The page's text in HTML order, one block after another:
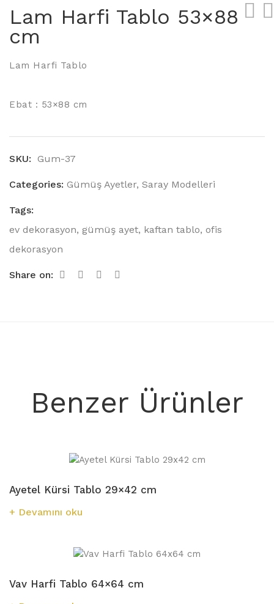
Lam Harfi Tablo 53×88
cm
Lam Harfi Tablo
Ebat : 53×88 cm
SKU: Gum-37
Categories: Gümüş Ayetler, Saray Modelleri
Tags:
ev dekorasyon, gümüş ayet, kaftan tablo, ofis
dekorasyon
Share on:
Benzer Ürünler
Ayetel Kürsi Tablo 29×42 cm
Devamını oku
Vav Harfi Tablo 64×64 cm